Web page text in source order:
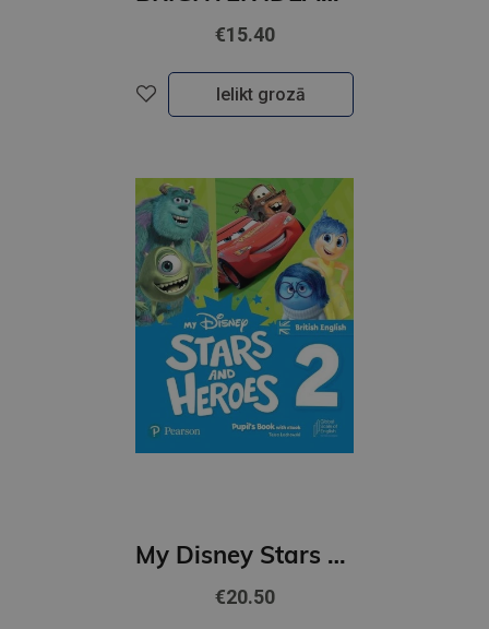
€15.40
Ielikt grozā
My Disney Stars and Heroes British Edition Level 2 Pupil's Book with eBook and Digital Activities
€20.50